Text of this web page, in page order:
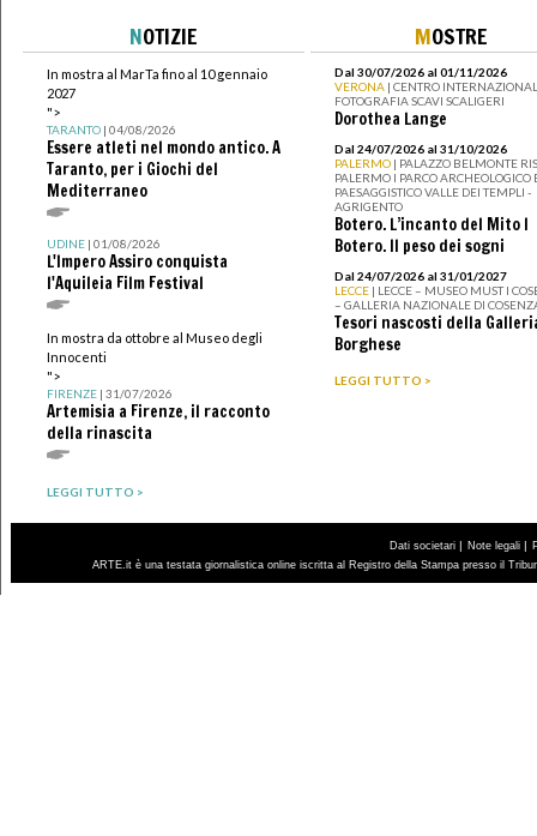
NOTIZIE
In mostra al MarTa fino al 10 gennaio
2027
">
TARANTO| 04/08/2026
Essere atleti nel mondo antico. A
Taranto, per i Giochi del
Mediterraneo
UDINE| 01/08/2026
L'Impero Assiro conquista
l'Aquileia Film Festival
In mostra da ottobre al Museo degli
Innocenti
">
FIRENZE| 31/07/2026
Artemisia a Firenze, il racconto
della rinascita
LEGGI TUTTO >
MOSTRE
Dal 30/07/2026 al 01/11/2026
VERONA | CENTRO
FOTOGRAFIA SCAVI SCALIGERI
Dorothea Lange
Dal 24/07/2026 al 31/10/2026
PALERMO | PALAZZO BELMONTE
PALERMO I PARCO ARCHEOLOGICO
PAESAGGISTICO VALLE DEI TEMPLI -
AGRIGENTO
Botero. L’incanto del Mito I
Botero. Il peso dei sogni
Dal 24/07/2026 al 31/01/2027
LECCE | LECCE – MUSEO MUST I
– GALLERIA NAZIONALE DI
Tesori nascosti della
Borghese
LEGGI TUTTO >
Dati societari | Note legali |
ARTE.it è una testata giornalistica online iscritta al Registro della Stampa presso il